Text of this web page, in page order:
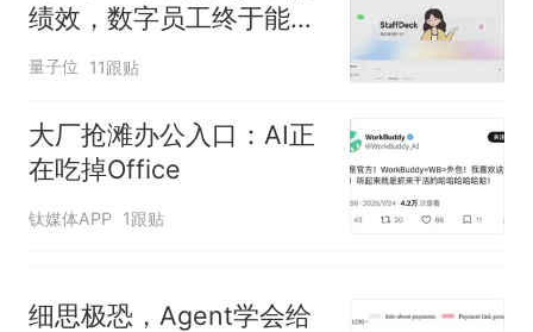
绩效，数字员工终于能落
地了
量子位 11跟贴
大厂抢滩办公入口：AI正
在吃掉Office
钛媒体APP 1跟贴
细思极恐，Agent学会给